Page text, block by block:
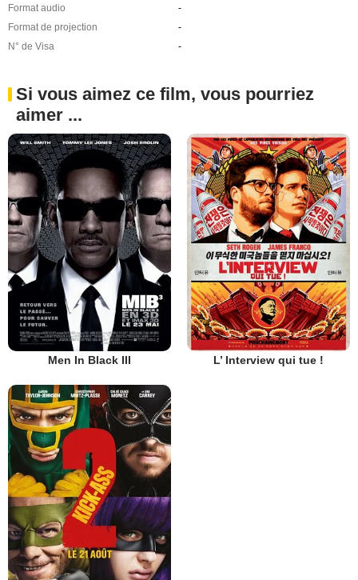
Format audio
-
Format de projection
-
N° de Visa
-
Si vous aimez ce film, vous pourriez
aimer ...
Men In Black III L’ Interview qui tue !